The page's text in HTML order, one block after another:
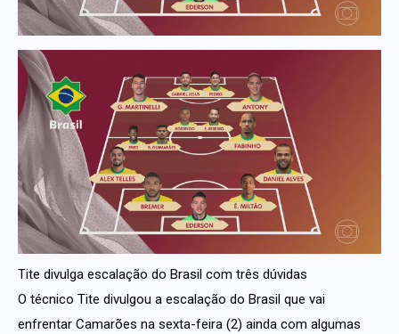
Tite divulga escalação do Brasil com três dúvidas
O técnico Tite divulgou a escalação do Brasil que vai
enfrentar Camarões na sexta-feira (2) ainda com algumas